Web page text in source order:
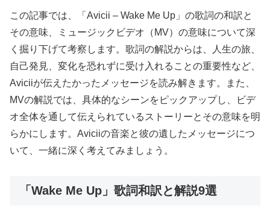
この記事では、「Avicii – Wake Me Up」の歌詞の和訳と
その意味、ミュージックビデオ（MV）の意味について深
く掘り下げて考察します。歌詞の解説からは、人生の旅、
自己発見、変化を恐れずに受け入れることの重要性など、
Aviciiが伝えたかったメッセージを読み解きます。また、
MVの解説では、具体的なシーンをピックアップし、ビデ
オ全体を通して伝えられているストーリーとその意味を明
らかにします。Aviciiの音楽と彼の遺したメッセージにつ
いて、一緒に深く考えてみましょう。
「Wake Me Up」歌詞和訳と解説9選